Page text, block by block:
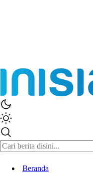
Inisiatif.co
Stay Connected Stay Informed
Beranda